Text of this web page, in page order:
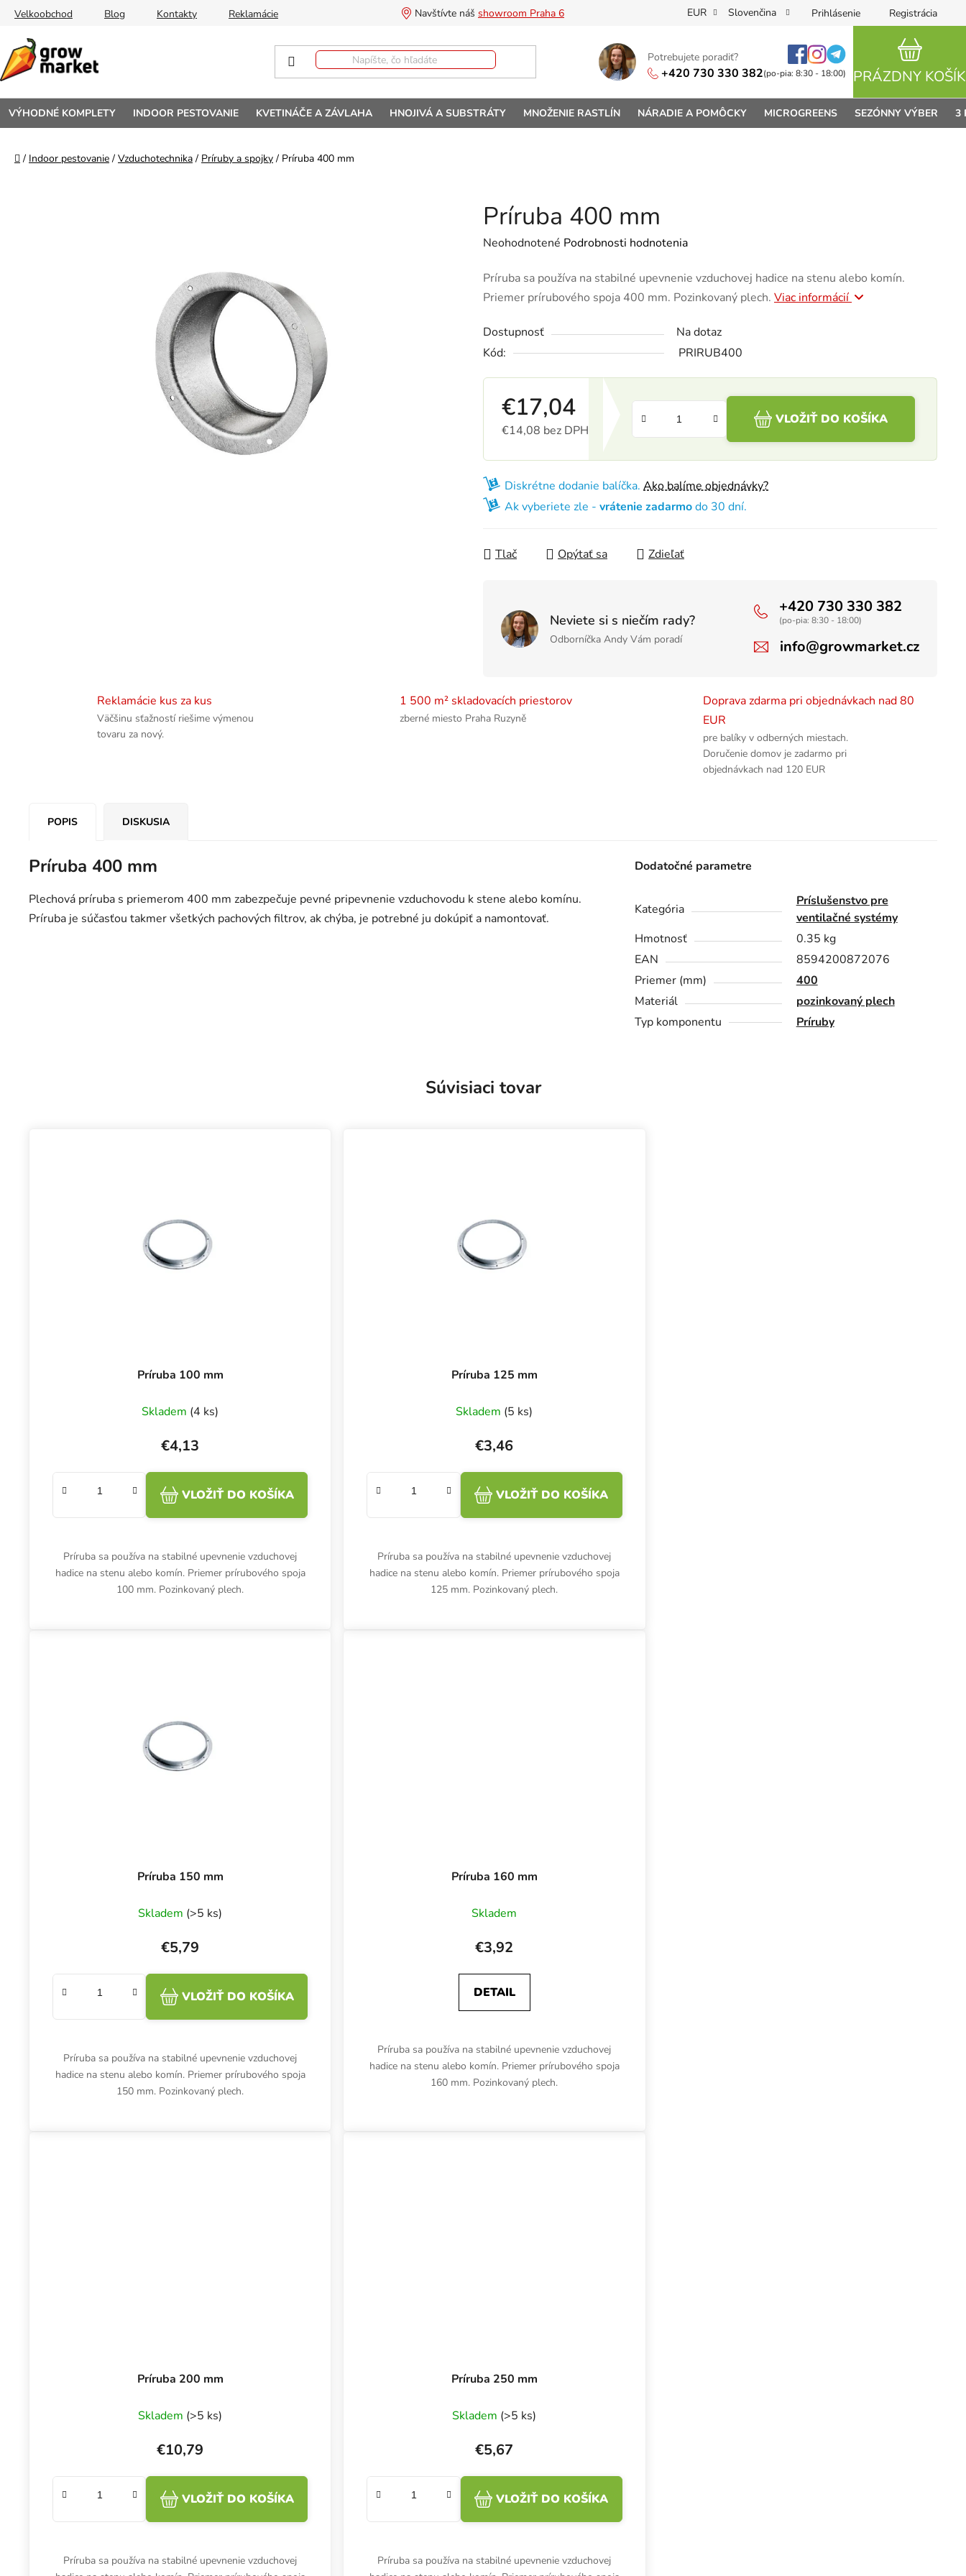
Prejsť na obsah
Velkoobchod Blog Kontakty Reklamácie Navštívte náš showroom Praha 6 EUR Slovenčina Prihlásenie Registrácia
Potrebujete poradiť?
+420 730 330 382(po-pia: 8:30 - 18:00) PRÁZDNY KOŠÍK
VÝHODNÉ KOMPLETY INDOOR PESTOVANIE KVETINÁČE A ZÁVLAHA HNOJIVÁ A SUBSTRÁTY MNOŽENIE RASTLÍN NÁRADIE A POMÔCKY MICROGREENS SEZÓNNY VÝBER 3
Domov
/ Indoor pestovanie / Vzduchotechnika / Príruby a spojky / Príruba 400 mm
Príruba 400 mm
Priemerné hodnotenie produktu je 0,0 z 5 hviezdičiek.
Neohodnotené Podrobnosti hodnotenia
Príruba sa používa na stabilné upevnenie vzduchovej hadice na stenu alebo komín.
Priemer prírubového spoja 400 mm. Pozinkovaný plech. Viac informácií
Dostupnosť
Na dotaz
Kód:
PRIRUB400
€17,04
€14,08 bez DPH
VLOŽIŤ DO KOŠÍKA
Diskrétne dodanie balíčka. Ako balíme objednávky?
Ak vyberiete zle - vrátenie zadarmodo 30 dní.
Tlač Opýtať sa Zdieľať
Neviete si s niečím rady?
Odborníčka Andy Vám poradí
+420 730 330 382
(po-pia: 8:30 - 18:00)
info@growmarket.cz
Reklamácie kus za kus
Väčšinu sťažností riešime výmenou
tovaru za nový.
1 500 m² skladovacích priestorov
zberné miesto Praha Ruzyně
Doprava zdarma pri objednávkach nad 80
EUR
pre balíky v odberných miestach.
Doručenie domov je zadarmo pri
objednávkach nad 120 EUR
POPIS DISKUSIA
Príruba 400 mm
Plechová príruba s priemerom 400 mm zabezpečuje pevné pripevnenie vzduchovodu k stene alebo komínu.
Príruba je súčasťou takmer všetkých pachových filtrov, ak chýba, je potrebné ju dokúpiť a namontovať.
Dodatočné parametre
Kategória
Príslušenstvo pre
ventilačné systémy
Hmotnosť
0.35 kg
EAN
8594200872076
Priemer (mm)
400
Materiál
pozinkovaný plech
Typ komponentu
Príruby
Súvisiaci tovar
Príruba 100 mm
Skladem (4 ks)
€4,13
VLOŽIŤ DO KOŠÍKA
Príruba sa používa na stabilné upevnenie vzduchovej
hadice na stenu alebo komín. Priemer prírubového spoja
100 mm. Pozinkovaný plech.
Príruba 125 mm
Skladem (5 ks)
€3,46
VLOŽIŤ DO KOŠÍKA
Príruba sa používa na stabilné upevnenie vzduchovej
hadice na stenu alebo komín. Priemer prírubového spoja
125 mm. Pozinkovaný plech.
Príruba 150 mm
Skladem (>5 ks)
€5,79
VLOŽIŤ DO KOŠÍKA
Príruba sa používa na stabilné upevnenie vzduchovej
hadice na stenu alebo komín. Priemer prírubového spoja
150 mm. Pozinkovaný plech.
Príruba 160 mm
Skladem
€3,92
DETAIL
Príruba sa používa na stabilné upevnenie vzduchovej
hadice na stenu alebo komín. Priemer prírubového spoja
160 mm. Pozinkovaný plech.
Príruba 200 mm
Skladem (>5 ks)
€10,79
VLOŽIŤ DO KOŠÍKA
Príruba sa používa na stabilné upevnenie vzduchovej
Príruba 250 mm
Skladem (>5 ks)
€5,67
VLOŽIŤ DO KOŠÍKA
Príruba sa používa na stabilné upevnenie vzduchovej